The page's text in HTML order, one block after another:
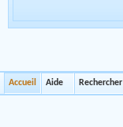
Accueil Aide Rechercher